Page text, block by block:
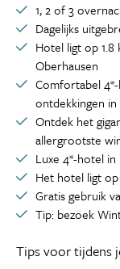
1, 2 of 3
Dagelijks
Hotel ligt op 1.8
Oberhausen
Comfortabel
ontdekkingen
Ontdek het
allergrootste
Luxe 4*-hotel in
Het hotel ligt
Gratis gebruik
Tip: bezoek
Tips voor tijdens